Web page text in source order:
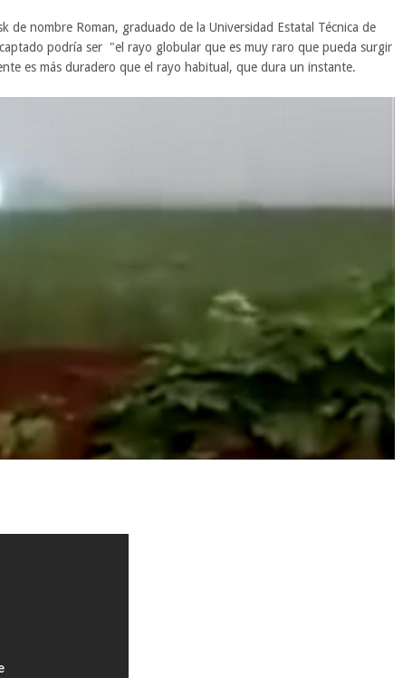
de nombre Roman, graduado de la Universidad Estatal Técnica de
podría ser "el rayo globular que es muy raro que pueda surgir
es más duradero que el rayo habitual, que dura un instante.